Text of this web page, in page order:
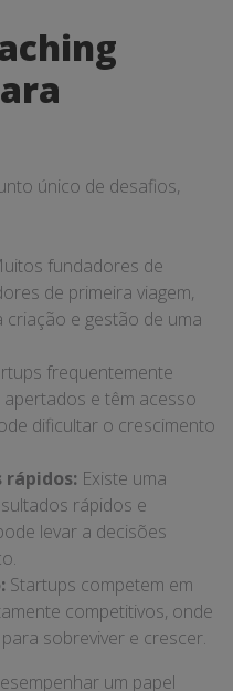
único de desafios,
fundadores de
de primeira viagem,
criação e gestão de uma
frequentemente
e têm acesso
dificultar o crescimento
rápidos: Existe uma
rápidos e
levar a decisões
Startups competem em
competitivos, onde
sobreviver e crescer.
um papel